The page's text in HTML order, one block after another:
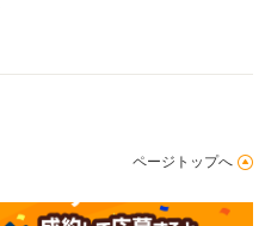
ページトップへ